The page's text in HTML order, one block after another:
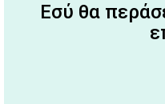
Εσύ θα